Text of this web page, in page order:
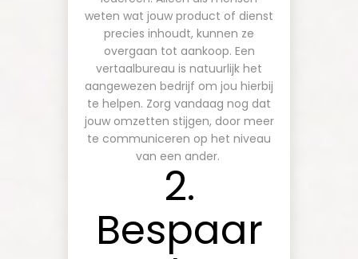
weten wat jouw product of dienst
precies inhoudt, kunnen ze
overgaan tot aankoop. Een
vertaalbureau is natuurlijk het
aangewezen bedrijf om jou hierbij
te helpen. Zorg vandaag nog dat
jouw omzetten stijgen, door meer
te communiceren op het niveau
van een ander.
2.
Bespaar